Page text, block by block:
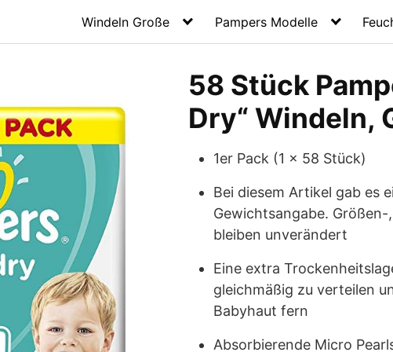
Windeln Große Pampers Modelle
58 Stück
Dry“ Windeln,
1er Pack (1 x 58 Stück)
Bei diesem Artikel gab es
Gewichtsangabe.
bleiben unverändert
Eine extra
gleichmäßig zu verteilen
Babyhaut fern
Absorbierende Micro